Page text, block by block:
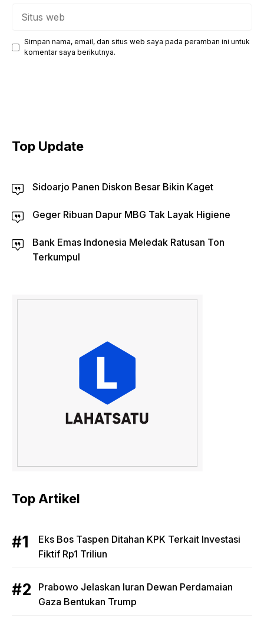
Simpan nama, email, dan situs web saya pada peramban ini untuk
komentar saya berikutnya.
Top Update
Sidoarjo Panen Diskon Besar Bikin Kaget
Geger Ribuan Dapur MBG Tak Layak Higiene
Bank Emas Indonesia Meledak Ratusan Ton
Terkumpul
Top Artikel
Eks Bos Taspen Ditahan KPK Terkait Investasi
Fiktif Rp1 Triliun
Prabowo Jelaskan Iuran Dewan Perdamaian
Gaza Bentukan Trump